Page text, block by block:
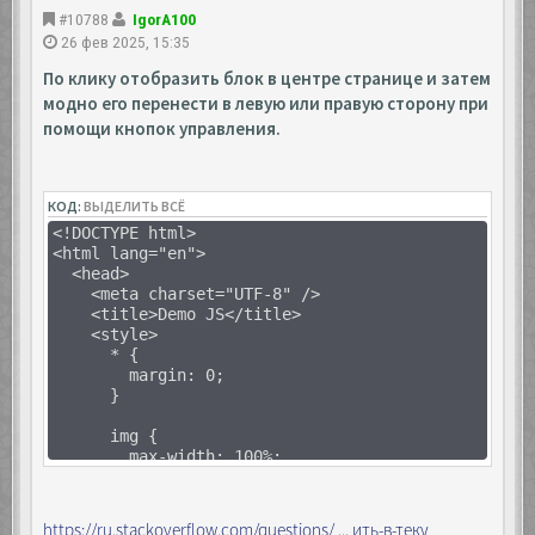
#10788
IgorA100
26 фев 2025, 15:35
По клику отобразить блок в центре странице и затем
модно его перенести в левую или правую сторону при
помощи кнопок управления.
КОД:ВЫДЕЛИТЬ ВСЁ
<!DOCTYPE html>
<html lang="en">
<head>
<meta charset="UTF-8" />
<title>Demo JS</title>
<style>
* {
margin: 0;
}
img {
max-width: 100%;
https://ru.stackoverflow.com/questions/ ... ить-в-теку